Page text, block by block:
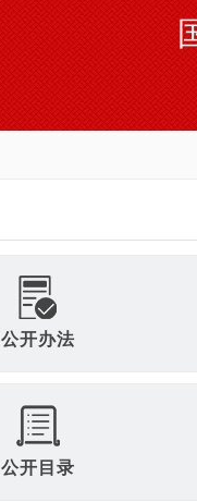
公开办法
公开目录